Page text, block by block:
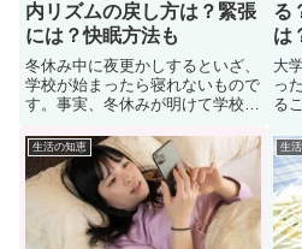
内リズムの戻し方は？緊張
には？快眠方法も
冬休み中に夜更かしするといざ、
学校が始まったら寝れないもので
す。事実、冬休みが明けて学校が
しのせいで、体内リズムが崩れて
眠れない日々に悩んでいる学生も
多い。でも、眠れないと困ります
よね。そこで、このページでは
「冬休みで寝れない時の対処法、
体内リズムの戻し方」について紹
る
は
大
っ
る
の
す
ら
多
に
の
生活の知恵 生